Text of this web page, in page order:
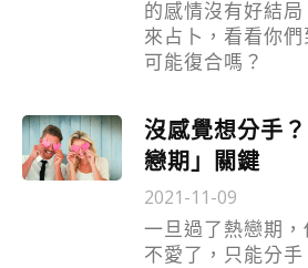
的感情沒有好結
來占卜，看看你
可能復合嗎？
沒感覺想分手
戀期」關鍵
2021-11-09
一旦過了熱戀期
不愛了，只能分